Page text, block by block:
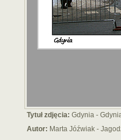
Tytuł zdjęcia: Gdynia -
Autor: Marta Jóźwiak -